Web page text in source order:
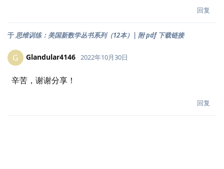
回复
于思维训练：美国新数学丛书系列（12本）| 附 pdf 下载链接
G Glandular4146 2022年10月30日
辛苦，谢谢分享！
回复